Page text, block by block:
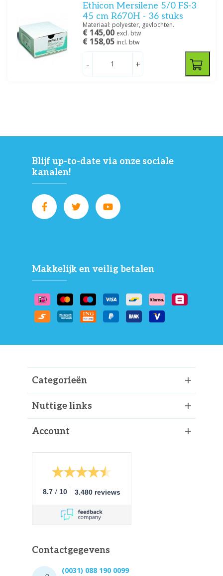
Ethicon Mersilene 5/0 FS-3
45 cm R670H - 36 stuks
Materiaal: polyester, gevlochten.
€ 145,00 excl. btw
€ 158,05 incl. btw
- +
Blijf up-to-date via onze sociale
kanalen!
Makkelijk en veilig betalen
Categorieën
Nuttige links
Account
8.7 / 10 3.480 reviews
Contactgegevens
(0031) 088 190 0099